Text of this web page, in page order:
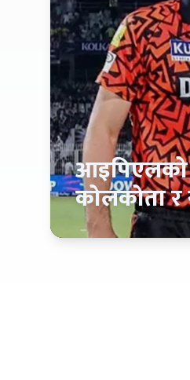
आइपिएलको
कोलकोता र